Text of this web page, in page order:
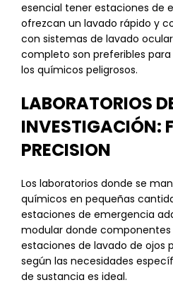
esencial tener estaciones de
ofrezcan un lavado rápido y
con sistemas de lavado
completo son preferibles
los químicos peligrosos.
LABORATORIOS
INVESTIGACIÓN:
PRECISION
Los laboratorios donde se
químicos en pequeñas
estaciones de emergencia
modular donde
estaciones de lavado de ojos
según las necesidades
de sustancia es ideal.